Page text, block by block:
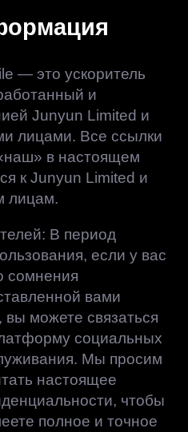
— это ускоритель
и
Junyun Limited и
лицами. Все ссылки
в настоящем
к Junyun Limited и
лицам.
В период
если у вас
сомнения
вами
можете связаться
социальных
Мы просим
настоящее
чтобы
полное и точное